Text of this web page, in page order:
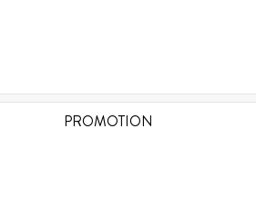
PROMOTION